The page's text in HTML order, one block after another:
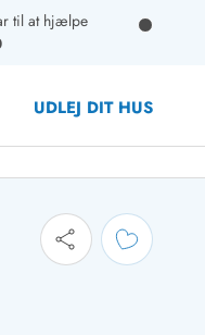
til at hjælpe
UDLEJ DIT HUS